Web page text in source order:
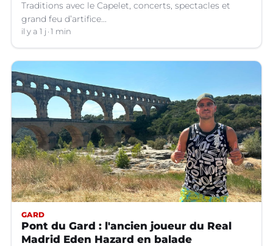
Traditions avec le Capelet, concerts, spectacles et
grand feu d’artifice...
il y a 1 j 1 min
GARD
Pont du Gard : l'ancien joueur du Real
Madrid Eden Hazard en balade